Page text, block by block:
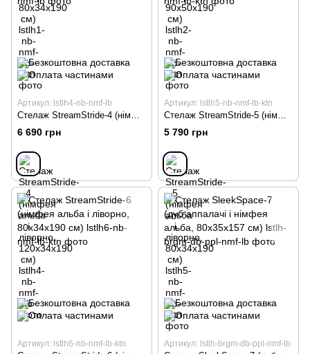
Артикул: lstlh4-nb-nmf-lb
Стелаж StreamStride-4 (німфея альба і ліворно, 120х34х190 см)
6 690 грн
Артикул: lstlh5-nb-nmf-lb-ktn
Стелаж StreamStride-5 (німфея альба і ліворно, 80х34х190 см)
5 790 грн
Артикул: lstlh6-nb-nmf-lb-ktn Артикул: lstlh-brgm-db-ppl-nmf-lb